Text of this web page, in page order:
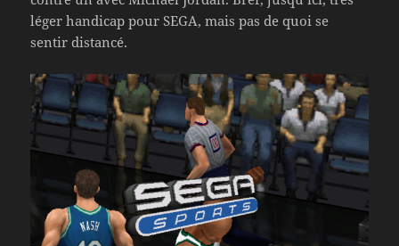
léger handicap pour SEGA, mais pas de quoi se
sentir distancé.